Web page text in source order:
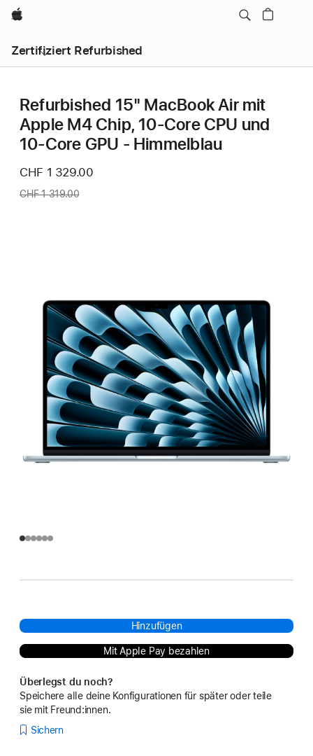
Apple
Zertifiziert Refurbished
Refurbished 15" MacBook Air mit
Apple M4 Chip, 10‑Core CPU und
10‑Core GPU - Himmelblau
Jetzt
CHF 1 329.00
Vorher:
CHF 1 319.00
Hinzufügen
Mit Apple Pay bezahlen
Überlegst du noch?
Speichere alle deine Konfigurationen für später oder teile
sie mit Freund:innen.
Sichern